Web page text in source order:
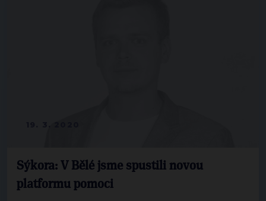
Sýkora: V Bělé jsme spustili novou
platformu pomoci